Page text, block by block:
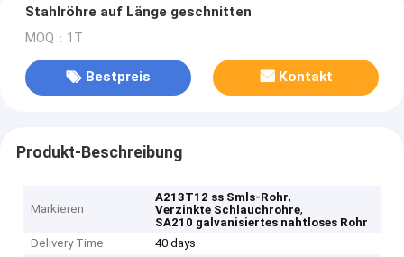
Stahlröhre auf Länge geschnitten
MOQ：1T
Bestpreis Kontakt
Produkt-Beschreibung
Markieren
A213T12 ss Smls-Rohr,
Verzinkte Schlauchrohre,
SA210 galvanisiertes nahtloses Rohr
Delivery Time
40 days